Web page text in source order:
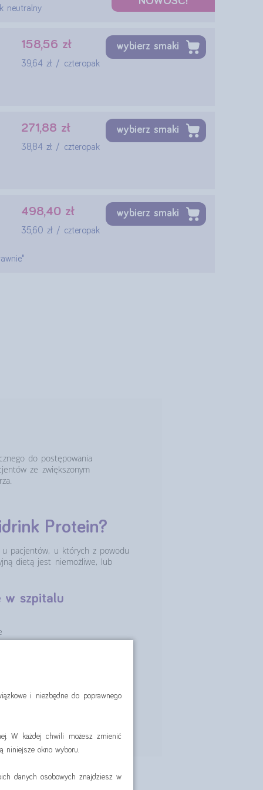
neutralny
158,56 zł
39,64 zł / czteropak
wybierz smaki
271,88 zł
38,84 zł / czteropak
wybierz smaki
498,40 zł
35,60 zł / czteropak
wybierz smaki
do postępowania
ze zwiększonym
Protein?
u pacjentów, u których z powodu
dietą jest niemożliwe, lub
w szpitalu
wzrastai niezbędne do poprawnego
W każdej chwili możesz zmienić
niniejsze okno wyboru.
danych osobowych znajdziesz w